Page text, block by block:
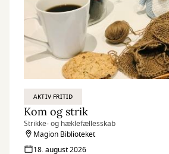
AKTIV FRITID
Kom og strik
Strikke- og hæklefællesskab
Magion Biblioteket
18. august 2026